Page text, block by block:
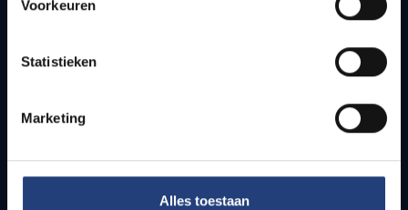
Voorkeuren
Statistieken
Marketing
Alles toestaan
Bereikbaarheid